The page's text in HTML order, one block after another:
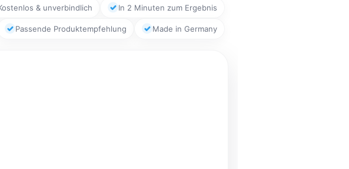
& unverbindlich In 2 Minuten zum Ergebnis
Passende Produktempfehlung Made in Germany